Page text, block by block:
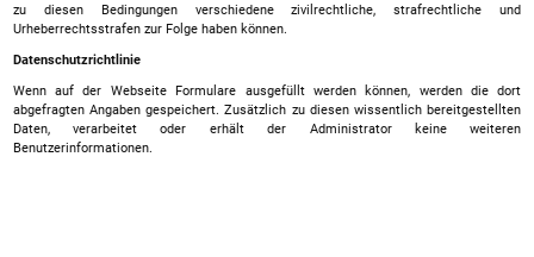
zu diesen Bedingungen verschiedene zivilrechtliche, strafrechtliche und
Urheberrechtsstrafen zur Folge haben können.
Datenschutzrichtlinie
Wenn auf der Webseite Formulare ausgefüllt werden können, werden die dort
abgefragten Angaben gespeichert. Zusätzlich zu diesen wissentlich bereitgestellten
Daten, verarbeitet oder erhält der Administrator keine weiteren
Benutzerinformationen.